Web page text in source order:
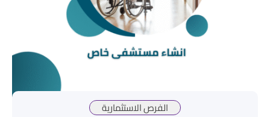
الفرص الاستثمارية